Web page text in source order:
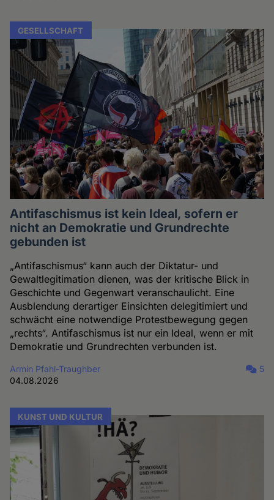
GESELLSCHAFT
Antifaschismus ist kein Ideal, sofern er
nicht an Demokratie und Grundrechte
gebunden ist
„Antifaschismus“ kann auch der Diktatur- und
Gewaltlegitimation dienen, was der kritische Blick in
Geschichte und Gegenwart veranschaulicht. Eine
Ausblendung derartiger Einsichten delegitimiert und
schwächt eine notwendige Protestbewegung gegen
„rechts“. Antifaschismus ist nur ein Ideal, wenn er mit
Demokratie und Grundrechten verbunden ist.
Armin Pfahl-Traughber
04.08.2026
5
KUNST UND KULTUR